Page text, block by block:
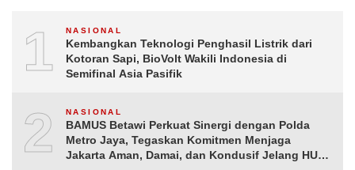
1 NASIONAL
Kembangkan Teknologi Penghasil Listrik dari
Kotoran Sapi, BioVolt Wakili Indonesia di
Semifinal Asia Pasifik
2 NASIONAL
BAMUS Betawi Perkuat Sinergi dengan Polda
Metro Jaya, Tegaskan Komitmen Menjaga
Jakarta Aman, Damai, dan Kondusif Jelang HUT